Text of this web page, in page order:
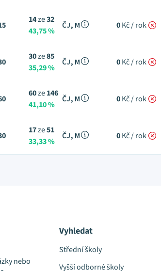
14ze32
43,75 %
ČJ, M 0Kč / rok
30ze85
35,29 %
ČJ, M 0Kč / rok
60ze146
41,10 %
ČJ, M 0Kč / rok
17ze51
33,33 %
ČJ, M 0Kč / rok
nebo
Vyhledat
Střední školy
Vyšší odborné školy